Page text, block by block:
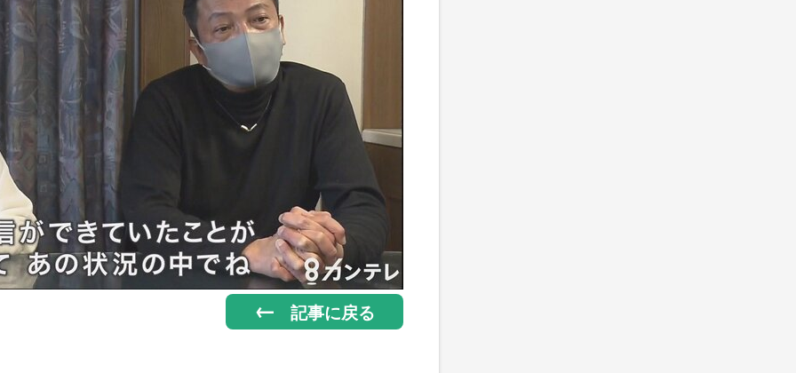
記事に戻る